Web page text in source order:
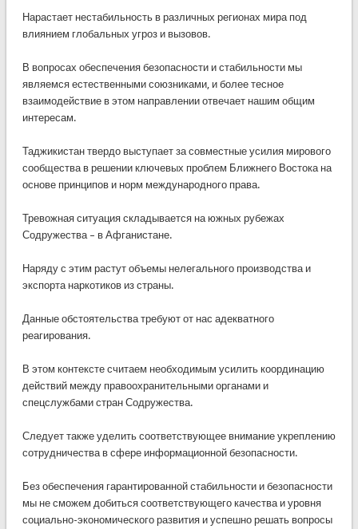
Нарастает нестабильность в различных регионах мира под
влиянием глобальных угроз и вызовов.
В вопросах обеспечения безопасности и стабильности мы
являемся естественными союзниками, и более тесное
взаимодействие в этом направлении отвечает нашим общим
интересам.
Таджикистан твердо выступает за совместные усилия мирового
сообщества в решении ключевых проблем Ближнего Востока на
основе принципов и норм международного права.
Тревожная ситуация складывается на южных рубежах
Содружества – в Афганистане.
Наряду с этим растут объемы нелегального производства и
экспорта наркотиков из страны.
Данные обстоятельства требуют от нас адекватного
реагирования.
В этом контексте считаем необходимым усилить координацию
действий между правоохранительными органами и
спецслужбами стран Содружества.
Следует также уделить соответствующее внимание укреплению
сотрудничества в сфере информационной безопасности.
Без обеспечения гарантированной стабильности и безопасности
мы не сможем добиться соответствующего качества и уровня
социально-экономического развития и успешно решать вопросы